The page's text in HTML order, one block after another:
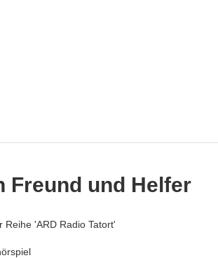
Freund und Helfer
Reihe 'ARD Radio Tatort'